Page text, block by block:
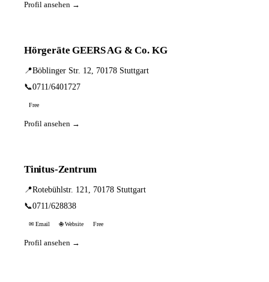
Profil ansehen →
Hörgeräte GEERS AG & Co. KG
📍Böblinger Str. 12, 70178 Stuttgart
📞0711/6401727
Free
Profil ansehen →
Tinitus-Zentrum
📍Rotebühlstr. 121, 70178 Stuttgart
📞0711/628838
✉ Email 🌐 Website Free
Profil ansehen →